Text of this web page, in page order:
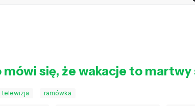
mówi się, że wakacje to
telewizja ramówka